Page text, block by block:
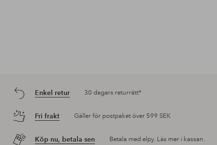
Enkel retur 30 dagars returrätt*
Fri frakt Gäller för postpaket över 599 SEK
Köp nu, betala sen Betala med elpy. Läs mer i kassan.